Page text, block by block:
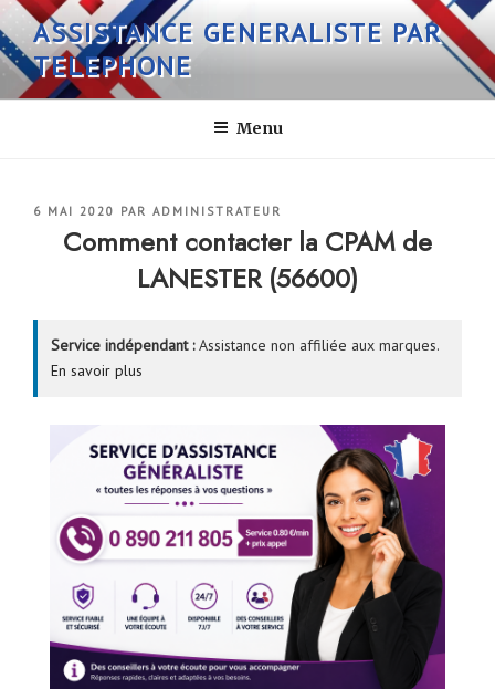
Aller
au
contenu
principal
ASSISTANCE GENERALISTE PAR
TELEPHONE
Menu
PUBLIÉ
6 MAI 2020 PAR ADMINISTRATEUR
Comment contacter la CPAM de
LANESTER (56600)
Service indépendant :Assistance non affiliée aux marques.
En savoir plus